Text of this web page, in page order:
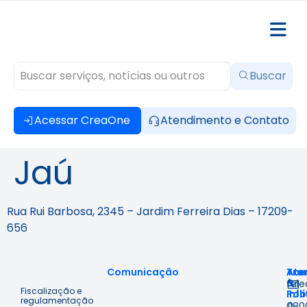
Acessar CreaOne Atendimento e Contato
Buscar
Jaú
Rua Rui Barbosa, 2345 – Jardim Ferreira Dias – 17209-
656
Fiscalização e
regulamentação
Comunicação
à
&